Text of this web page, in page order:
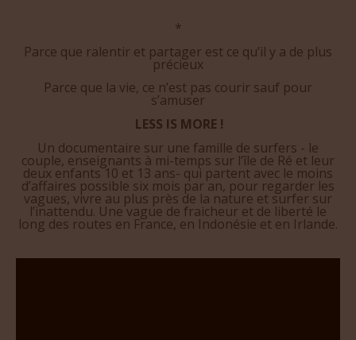
*
Parce que ralentir et partager est ce qu’il y a de plus
précieux
Parce que la vie, ce n’est pas courir sauf pour
s’amuser
LESS IS MORE !
Un documentaire sur une famille de surfers - le
couple, enseignants à mi-temps sur l’île de Ré et leur
deux enfants 10 et 13 ans- qui partent avec le moins
d’affaires possible six mois par an, pour regarder les
vagues, vivre au plus près de la nature et surfer sur
l’inattendu. Une vague de fraicheur et de liberté le
long des routes en France, en Indonésie et en Irlande.